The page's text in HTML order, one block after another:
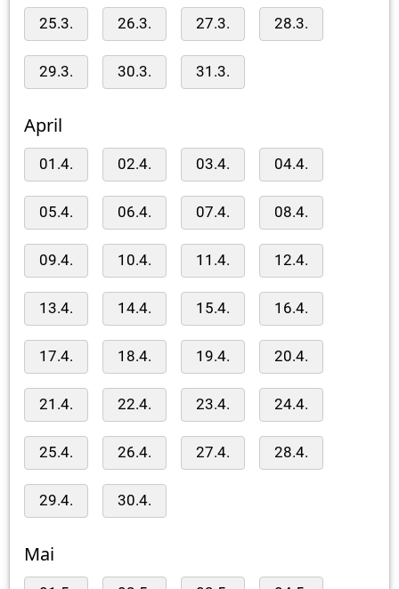
25.3. 26.3. 27.3. 28.3.
29.3. 30.3. 31.3.
April
01.4. 02.4. 03.4. 04.4.
05.4. 06.4. 07.4. 08.4.
09.4. 10.4. 11.4. 12.4.
13.4. 14.4. 15.4. 16.4.
17.4. 18.4. 19.4. 20.4.
21.4. 22.4. 23.4. 24.4.
25.4. 26.4. 27.4. 28.4.
29.4. 30.4.
Mai